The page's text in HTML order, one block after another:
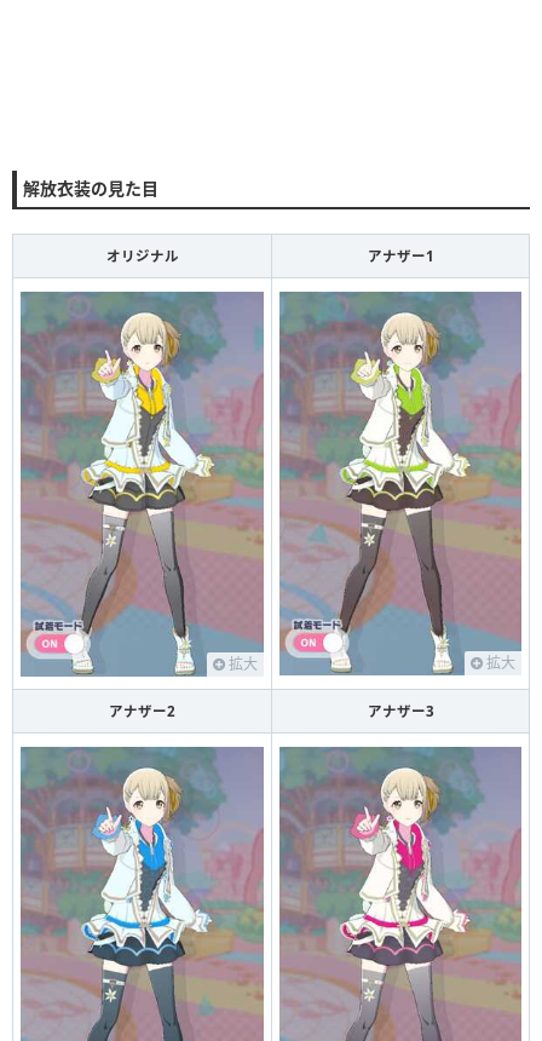
解放衣装の見た目
オリジナル アナザー1
拡大 拡大
アナザー2 アナザー3